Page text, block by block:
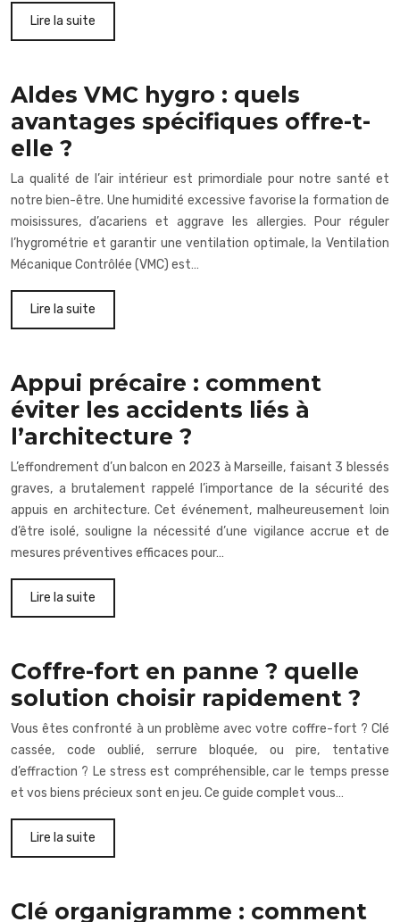
Lire la suite
Aldes VMC hygro : quels
avantages spécifiques offre-t-
elle ?
La qualité de l’air intérieur est primordiale pour notre santé et
notre bien-être. Une humidité excessive favorise la formation de
moisissures, d’acariens et aggrave les allergies. Pour réguler
l’hygrométrie et garantir une ventilation optimale, la Ventilation
Mécanique Contrôlée (VMC) est…
Lire la suite
Appui précaire : comment
éviter les accidents liés à
l’architecture ?
L’effondrement d’un balcon en 2023 à Marseille, faisant 3 blessés
graves, a brutalement rappelé l’importance de la sécurité des
appuis en architecture. Cet événement, malheureusement loin
d’être isolé, souligne la nécessité d’une vigilance accrue et de
mesures préventives efficaces pour…
Lire la suite
Coffre-fort en panne ? quelle
solution choisir rapidement ?
Vous êtes confronté à un problème avec votre coffre-fort ? Clé
cassée, code oublié, serrure bloquée, ou pire, tentative
d’effraction ? Le stress est compréhensible, car le temps presse
et vos biens précieux sont en jeu. Ce guide complet vous…
Lire la suite
Clé organigramme : comment